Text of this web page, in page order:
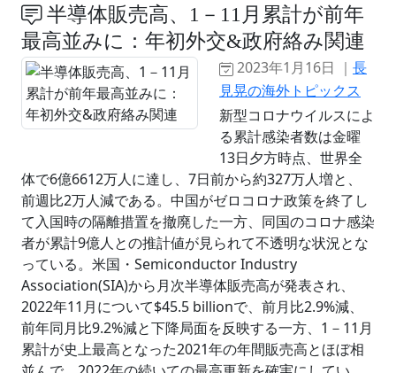
半導体販売高、1－11月累計が前年
最高並みに：年初外交&政府絡み関連
2023年1月16日 ｜ 長
見晃の海外トピックス
新型コロナウイルスによ
る累計感染者数は金曜
13日夕方時点、世界全
体で6億6612万人に達し、7日前から約327万人増と、
前週比2万人減である。中国がゼロコロナ政策を終了し
て入国時の隔離措置を撤廃した一方、同国のコロナ感染
者が累計9億人との推計値が見られて不透明な状況とな
っている。米国・Semiconductor Industry
Association(SIA)から月次半導体販売高が発表され、
2022年11月について$45.5 billionで、前月比2.9%減、
前年同月比9.2%減と下降局面を反映する一方、1－11月
累計が史上最高となった2021年の年間販売高とほぼ相